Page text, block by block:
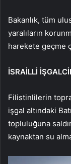
Bakanlık, tüm
yaralıların
harekete geçme
İSRAİLLİ
Filistinlilerin
işgal altındaki
topluluğuna
kaynaktan su